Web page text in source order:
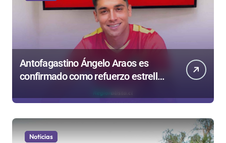
Antofagastino Ángelo Araos es
confirmado como refuerzo estrella
Noticias